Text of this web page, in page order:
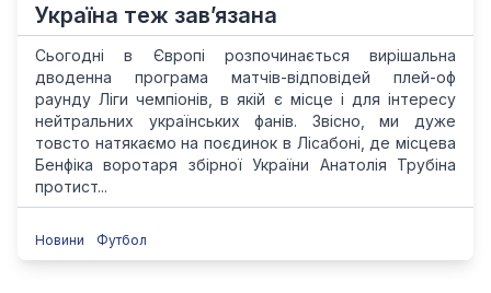
Україна теж зав’язана
Сьогодні в Європі розпочинається вирішальна
дводенна програма матчів-відповідей плей-оф
раунду Ліги чемпіонів, в якій є місце і для інтересу
нейтральних українських фанів. Звісно, ми дуже
товсто натякаємо на поєдинок в Лісабоні, де місцева
Бенфіка воротаря збірної України Анатолія Трубіна
протист...
Новини Футбол